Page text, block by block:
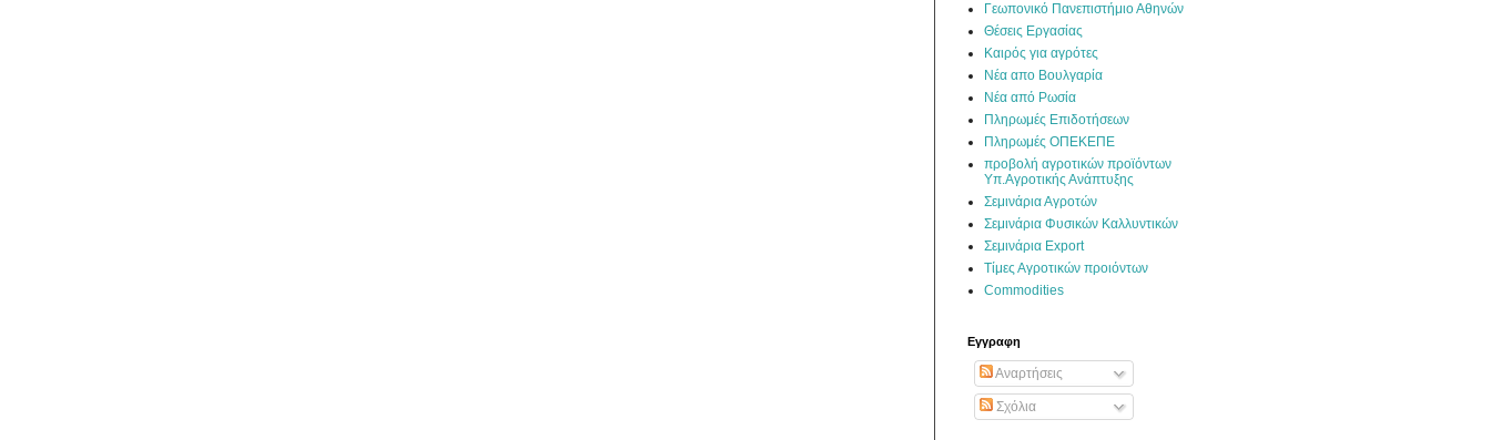
Γεωπονικό Πανεπιστήμιο Αθηνών
Θέσεις Εργασίας
Καιρός για αγρότες
Νέα απο Βουλγαρία
Νέα από Ρωσία
Πληρωμές Επιδοτήσεων
Πληρωμές ΟΠΕΚΕΠΕ
προβολή αγροτικών προϊόντων
Υπ.Αγροτικής Ανάπτυξης
Σεμινάρια Αγροτών
Σεμινάρια Φυσικών Καλλυντικών
Σεμινάρια Export
Τίμες Αγροτικών προιόντων
Commodities
Εγγραφη
Αναρτήσεις
Σχόλια